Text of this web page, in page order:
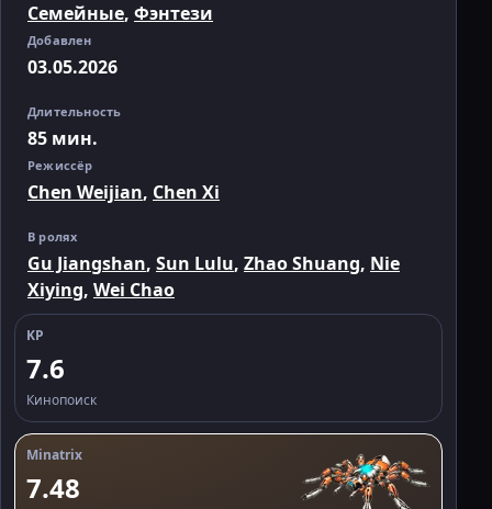
Семейные, Фэнтези
Добавлен
03.05.2026
Длительность
85 мин.
Режиссёр
Chen Weijian, Chen Xi
В ролях
Gu Jiangshan, Sun Lulu, Zhao Shuang, Nie
Xiying, Wei Chao
KP
7.6
Кинопоиск
Minatrix
7.48